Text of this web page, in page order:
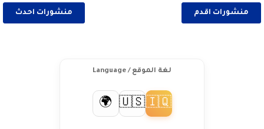
منشورات احدث منشورات اقدم
لغة الموقع / Language
🇮🇶
🇺🇸
🌍